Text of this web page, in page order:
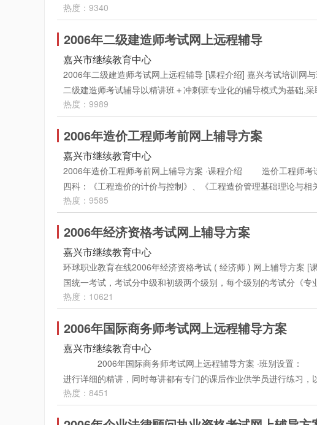
访谈等方式进行教学。 [班别设置] 1、精讲班：每一课程均为40讲
细讲解)。 注:房屋建筑专业-精讲班为20讲. 2、冲剌班：每一课程
地进行详细讲解)。 [辅导专家] 2006一级建造师网络远程教育课
加过一级建造师师资培训的老师进行教学辅导工作。 [课程安排]
学员每天24小时可以不限时间随时反复学习。 [教学内容、形式]
练习。 1、视频（音频）讲座：讲座主要为教师根据多年教学
题进行说明，使学员可以深刻的理解相关知识。 2、课堂练习：
题，对照答案和解析检查自己实际学习效果。 3、课件下载：
就可以将该讲"录音"文件(.asf格式)保存到自己本地硬盘指定的地
精讲班：每科课程学费200元 冲剌班：每科课程学费100元 报
科以上8折优惠。 ·付费方式： ．现场学习卡充值 售卡热线：
号人力资源中心市场2号楼5楼 ．网上在线支付 进入以下网址:
下方支付说明）
热度：9340
2006年二级建造师考试网上远程辅导
嘉兴市继续教育中心
2006年二级建造师考试网上远程辅导 [课程介绍] 嘉兴考试培训网
二级建造师考试辅导以精讲班＋冲刺班专业化的辅导模式为基础,
进行教学。 [班别设置] 1、精讲班：每一课程均为40讲视频课程，
注:房屋建筑专业-精讲班为20讲. 2、冲剌班：每一课程均为20讲
讲解)。 [辅导专家] 2006二级建造师网络远程教育课程将由一批
二级建造师师资培训的老师进行教学辅导工作。 [课程安排] 学
每天24小时可以不限时间随时反复学习。 [教学内容、形式]
习。 1、视频（音频）讲座：讲座主要为教师根据多年教学经
进行说明，使学员可以深刻的理解相关知识。 2、课堂练习：听
对照答案和解析检查自己实际学习效果。 3、课件下载：课堂
以将该讲"录音"文件(.asf格式)保存到自己本地硬盘指定的地方,这
班：每科课程学费200元 冲剌班：每科课程学费100元 报三科
上8折优惠。 ·付费方式： ．现场学习卡充值 售卡热线：
力资源中心市场2号楼5楼 ．在线、汇款支付 进入以下网址:
方支付说明）
热度：9989
2006年造价工程师考前网上辅导方案
嘉兴市继续教育中心
2006年造价工程师考前网上辅导方案 ·课程介绍 造价工程师考
四科：《工程造价的计价与控制》、《工程造价管理基础理论与
价案例分析》 , 其中2006年考试定于10月14 、15日举行，为帮助
辅导精讲班、冲刺班。 本次辅导将全部采用视频授课的形式呈
起都可以随时随地任意多次反复学习。直到当期考试结束后一周
随时通过答疑室留言与专家探讨学习。 ·班别设置： 1、精讲班
《工程造价案例分析》除外 ，主要是根据考试教材和大纲对各章
学员进行练习，以达到全面掌握，巩固基础知识，深层的了解
2、冲剌班： 包括20课程的专家视频讲座+16讲在线练习+4套全真
讲解，对今年考试内容进行预测，为学员的考试起到画龙点睛
随时报名参加学习，学习期限一直到本年度考试结束后两周，学
录音讲座和在线作业。 1、 音、视频讲座 ：主要为老师结合
2、在线作业： 听完讲座后，学员可点击“课后作业”,完成与本讲
安排四次模拟考试并进行精讲解,使学员对自己的水平和成绩
件下载 " 按钮,用鼠标点击此按钮，就可以将该讲 " 音、视频 " 文
态听这些录音。 讲义文本下载：在课堂右边的框内选中要复制
热度：9585
2006年经济资格考试网上辅导方案
嘉兴市继续教育中心
环球职业教育在线2006年经济资格考试 ( 经济师 ) 网上辅导方
国统一考试，考试分中级和初级两个级别，每个级别的考试分《
基础为所有类别专业基础课程。 2006年经济中、初级资格
11：30专业知识与实务(中、初级) 下午：2：00～4：30
导开设如下课程： 1、经济基础（初级、中级） 2、金融
（初级、中级） 4、人力资源专业知识与实务（初级、中级
知识与实务（中级） 7、商业专业知识与实务（中级） 8
级） 10、建筑专业知识与实务（中级） 11、保险专业知
（中级） 13、旅游专业知识与实务（中级） [课程设置] 环球
80%以上。网校2006年经济资格考试 ( 经济师 ) 辅导继续以精讲
自答疑、专家定期实时访谈等方式进行教学： 精讲班：包括40
热度：10621
2006年国际商务师考试网上远程辅导方案
嘉兴市继续教育中心
2006年国际商务师考试网上远程辅导方案 ·班别设置： 精
进行详细的精讲，同时每讲都有专门的课后作业供学员进行练习
后配有模拟测试题供学员检测学习效果。 ·课程安排： 学员
时可以不限时间随时反复学习。教学内容主要是根据考试教材和
热度：8451